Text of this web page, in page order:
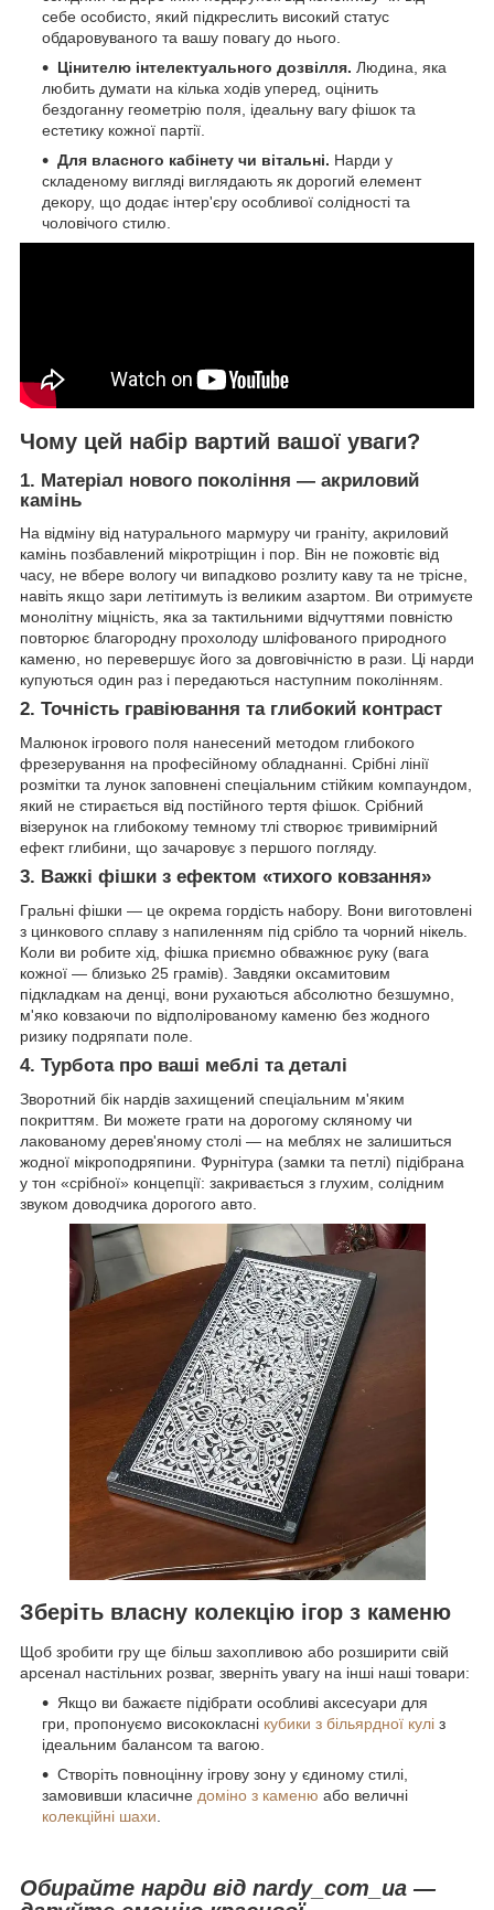
себе особисто, який підкреслить високий статус
обдаровуваного та вашу повагу до нього.
Цінителю інтелектуального дозвілля. Людина, яка
любить думати на кілька ходів уперед, оцінить
бездоганну геометрію поля, ідеальну вагу фішок та
естетику кожної партії.
Для власного кабінету чи вітальні. Нарди у
складеному вигляді виглядають як дорогий елемент
декору, що додає інтер'єру особливої солідності та
чоловічого стилю.
Чому цей набір вартий вашої уваги?
1. Матеріал нового покоління — акриловий
камінь
На відміну від натурального мармуру чи граніту, акриловий
камінь позбавлений мікротріщин і пор. Він не пожовтіє від
часу, не вбере вологу чи випадково розлиту каву та не трісне,
навіть якщо зари летітимуть із великим азартом. Ви отримуєте
монолітну міцність, яка за тактильними відчуттями повністю
повторює благородну прохолоду шліфованого природного
каменю, но перевершує його за довговічністю в рази. Ці нарди
купуються один раз і передаються наступним поколінням.
2. Точність гравіювання та глибокий контраст
Малюнок ігрового поля нанесений методом глибокого
фрезерування на професійному обладнанні. Срібні лінії
розмітки та лунок заповнені спеціальним стійким компаундом,
який не стирається від постійного тертя фішок. Срібний
візерунок на глибокому темному тлі створює тривимірний
ефект глибини, що зачаровує з першого погляду.
3. Важкі фішки з ефектом «тихого ковзання»
Гральні фішки — це окрема гордість набору. Вони виготовлені
з цинкового сплаву з напиленням під срібло та чорний нікель.
Коли ви робите хід, фішка приємно обважнює руку (вага
кожної — близько 25 грамів). Завдяки оксамитовим
підкладкам на денці, вони рухаються абсолютно безшумно,
м'яко ковзаючи по відполірованому каменю без жодного
ризику подряпати поле.
4. Турбота про ваші меблі та деталі
Зворотний бік нардів захищений спеціальним м'яким
покриттям. Ви можете грати на дорогому скляному чи
лакованому дерев'яному столі — на меблях не залишиться
жодної мікроподряпини. Фурнітура (замки та петлі) підібрана
у тон «срібної» концепції: закривається з глухим, солідним
звуком доводчика дорогого авто.
Зберіть власну колекцію ігор з каменю
Щоб зробити гру ще більш захопливою або розширити свій
арсенал настільних розваг, зверніть увагу на інші наші товари:
Якщо ви бажаєте підібрати особливі аксесуари для
гри, пропонуємо висококласні кубики з більярдної кулі з
ідеальним балансом та вагою.
Створіть повноцінну ігрову зону у єдиному стилі,
замовивши класичне доміно з каменю або величні
колекційні шахи
Обирайте нарди від nardy_com_ua —